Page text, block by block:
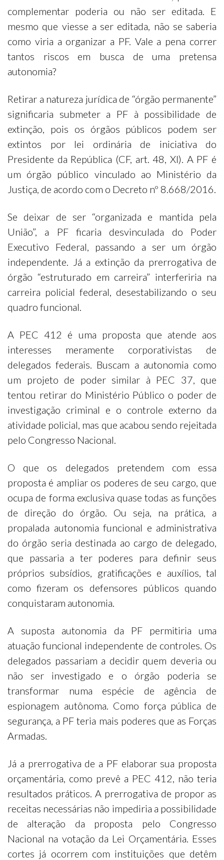
complementar poderia ou não ser editada. E
mesmo que viesse a ser editada, não se saberia
como viria a organizar a PF. Vale a pena correr
tantos riscos em busca de uma pretensa
autonomia?
Retirar a natureza jurídica de “órgão permanente”
significaria submeter a PF à possibilidade de
extinção, pois os órgãos públicos podem ser
extintos por lei ordinária de iniciativa do
Presidente da República (CF, art. 48, XI). A PF é
um órgão público vinculado ao Ministério da
Justiça, de acordo com o Decreto nº 8.668/2016.
Se deixar de ser “organizada e mantida pela
União”, a PF ficaria desvinculada do Poder
Executivo Federal, passando a ser um órgão
independente. Já a extinção da prerrogativa de
órgão “estruturado em carreira” interferiria na
carreira policial federal, desestabilizando o seu
quadro funcional.
A PEC 412 é uma proposta que atende aos
interesses meramente corporativistas de
delegados federais. Buscam a autonomia como
um projeto de poder similar à PEC 37, que
tentou retirar do Ministério Público o poder de
investigação criminal e o controle externo da
atividade policial, mas que acabou sendo rejeitada
pelo Congresso Nacional.
O que os delegados pretendem com essa
proposta é ampliar os poderes de seu cargo, que
ocupa de forma exclusiva quase todas as funções
de direção do órgão. Ou seja, na prática, a
propalada autonomia funcional e administrativa
do órgão seria destinada ao cargo de delegado,
que passaria a ter poderes para definir seus
próprios subsídios, gratificações e auxílios, tal
como fizeram os defensores públicos quando
conquistaram autonomia.
A suposta autonomia da PF permitiria uma
atuação funcional independente de controles. Os
delegados passariam a decidir quem deveria ou
não ser investigado e o órgão poderia se
transformar numa espécie de agência de
espionagem autônoma. Como força pública de
segurança, a PF teria mais poderes que as Forças
Armadas.
Já a prerrogativa de a PF elaborar sua proposta
orçamentária, como prevê a PEC 412, não teria
resultados práticos. A prerrogativa de propor as
receitas necessárias não impediria a possibilidade
de alteração da proposta pelo Congresso
Nacional na votação da Lei Orçamentária. Esses
cortes já ocorrem com instituições que detêm